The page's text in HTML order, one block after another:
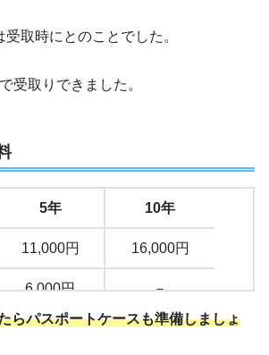
取時にとのことでした。
受取りできました。
5年 10年
11,000円 16,000円
6,000円
－
らパスポートケースも準備しましょ